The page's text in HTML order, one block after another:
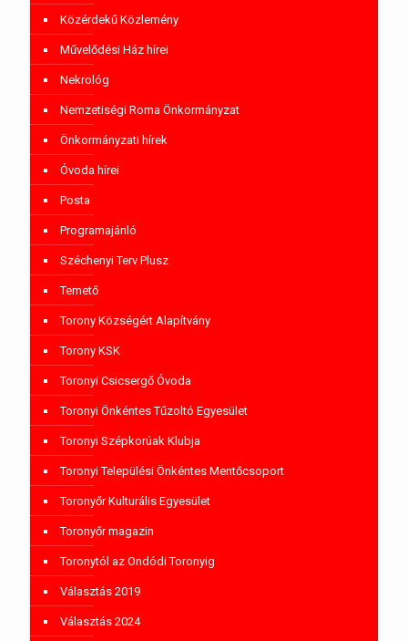
Közérdekű Közlemény
Művelődési Ház hírei
Nekrológ
Nemzetiségi Roma Önkormányzat
Önkormányzati hírek
Óvoda hírei
Posta
Programajánló
Széchenyi Terv Plusz
Temető
Torony Községért Alapítvány
Torony KSK
Toronyi Csicsergő Óvoda
Toronyi Önkéntes Tűzoltó Egyesület
Toronyi Szépkorúak Klubja
Toronyi Települési Önkéntes Mentőcsoport
Toronyőr Kulturális Egyesület
Toronyőr magazin
Toronytól az Ondódi Toronyig
Választás 2019
Választás 2024